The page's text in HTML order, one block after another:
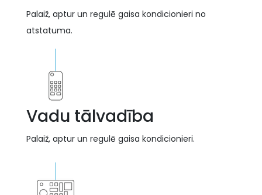
Palaiž, aptur un regulē gaisa kondicionieri no
atstatuma.
Vadu tālvadība
Palaiž, aptur un regulē gaisa kondicionieri.